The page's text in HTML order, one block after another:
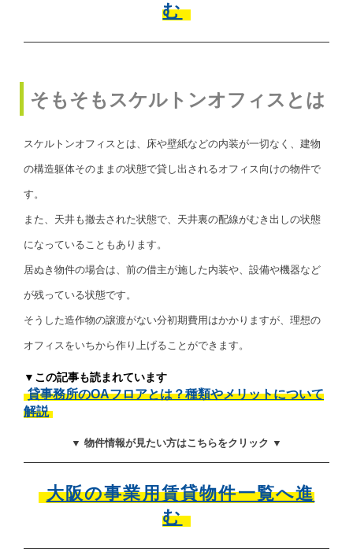
む
そもそもスケルトンオフィスとは
スケルトンオフィスとは、床や壁紙などの内装が一切なく、建物
の構造躯体そのままの状態で貸し出されるオフィス向けの物件で
す。
また、天井も撤去された状態で、天井裏の配線がむき出しの状態
になっていることもあります。
居ぬき物件の場合は、前の借主が施した内装や、設備や機器など
が残っている状態です。
そうした造作物の譲渡がない分初期費用はかかりますが、理想の
オフィスをいちから作り上げることができます。
▼この記事も読まれています
貸事務所のOAフロアとは？種類やメリットについて
解説
▼ 物件情報が見たい方はこちらをクリック ▼
大阪の事業用賃貸物件一覧へ進
む